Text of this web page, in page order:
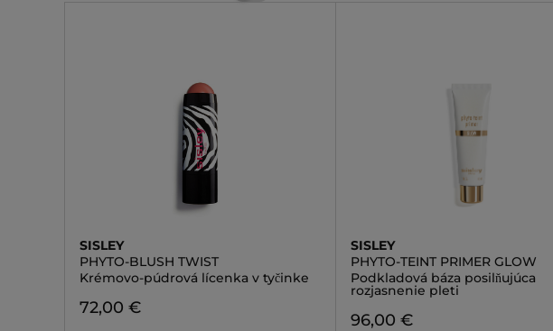
SISLEY
PHYTO-BLUSH TWIST
Krémovo-púdrová lícenka v tyčinke
72,00 €
SISLEY
PHYTO-TEINT PRIMER GLOW
Podkladová báza posilňujúca
rozjasnenie pleti
96,00 €